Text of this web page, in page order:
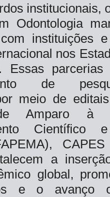
institucionais,
Odontologia
instituições
nos
Essas
de
meio de
de Amparo à
Científico
a
global,
e o avanço